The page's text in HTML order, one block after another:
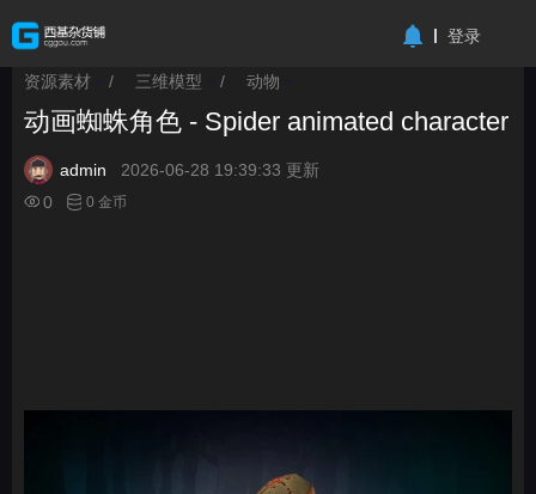
登录
资源素材 / 三维模型 / 动物
动画蜘蛛角色 - Spider animated character
admin
2026-06-28 19:39:33 更新
0
0 金币